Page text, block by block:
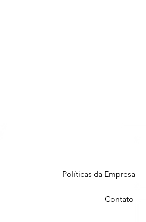
Contato
Políticas da Empresa